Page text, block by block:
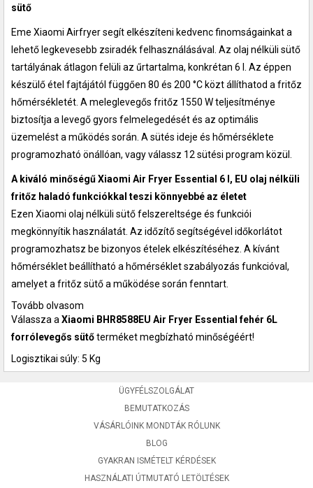
sütő
Eme Xiaomi Airfryer segít elkészíteni kedvenc finomságainkat a
lehető legkevesebb zsiradék felhasználásával. Az olaj nélküli sütő
tartályának átlagon felüli az űrtartalma, konkrétan 6 l. Az éppen
készülő étel fajtájától függően 80 és 200 °C közt állíthatod a fritőz
hőmérsékletét. A meleglevegős fritőz 1550 W teljesítménye
biztosítja a levegő gyors felmelegedését és az optimális
üzemelést a működés során. A sütés ideje és hőmérséklete
programozható önállóan, vagy válassz 12 sütési program közül.
A kiváló minőségű Xiaomi Air Fryer Essential 6 l, EU olaj nélküli
fritőz haladó funkciókkal teszi könnyebbé az életet
Ezen Xiaomi olaj nélküli sütő felszereltsége és funkciói
megkönnyítik használatát. Az időzítő segítségével időkorlátot
programozhatsz be bizonyos ételek elkészítéséhez. A kívánt
hőmérséklet beállítható a hőmérséklet szabályozás funkcióval,
amelyet a fritőz sütő a működése során fenntart.
Tovább olvasom
Válassza a Xiaomi BHR8588EU Air Fryer Essential fehér 6L
forrólevegős sütőterméket megbízható minőségéért!
Logisztikai súly: 5 Kg
ÜGYFÉLSZOLGÁLAT
BEMUTATKOZÁS
VÁSÁRLÓINK MONDTÁK RÓLUNK
BLOG
GYAKRAN ISMÉTELT KÉRDÉSEK
HASZNÁLATI ÚTMUTATÓ LETÖLTÉSEK